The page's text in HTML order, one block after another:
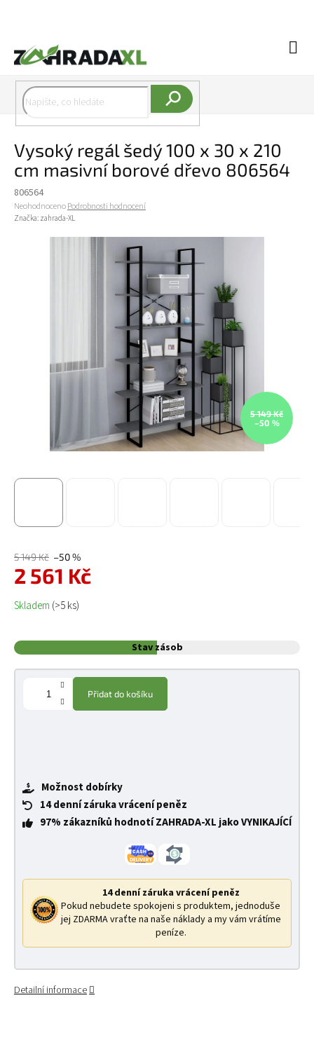
Vysoký regál šedý 100 x 30 x 210
cm masivní borové dřevo 806564
806564
Průměrné hodnocení produktu je 0,0 z 5 hvězdiček.
NeohodnocenoPodrobnosti hodnocení
Značka: zahrada-XL
5 149 Kč
–50 %
5 149 Kč –50 %
2 561 Kč
Měrná cena:
Skladem (>5 ks)
Stav zásob
Přidat do košíku
Možnost dobírky
14 denní záruka vrácení peněz
97% zákazníků hodnotí ZAHRADA-XL jako VYNIKAJÍCÍ
14 denní záruka vrácení peněz
Pokud nebudete spokojeni s produktem, jednoduše
jej ZDARMA vraťte na naše náklady a my vám vrátíme
peníze.
Detailní informace